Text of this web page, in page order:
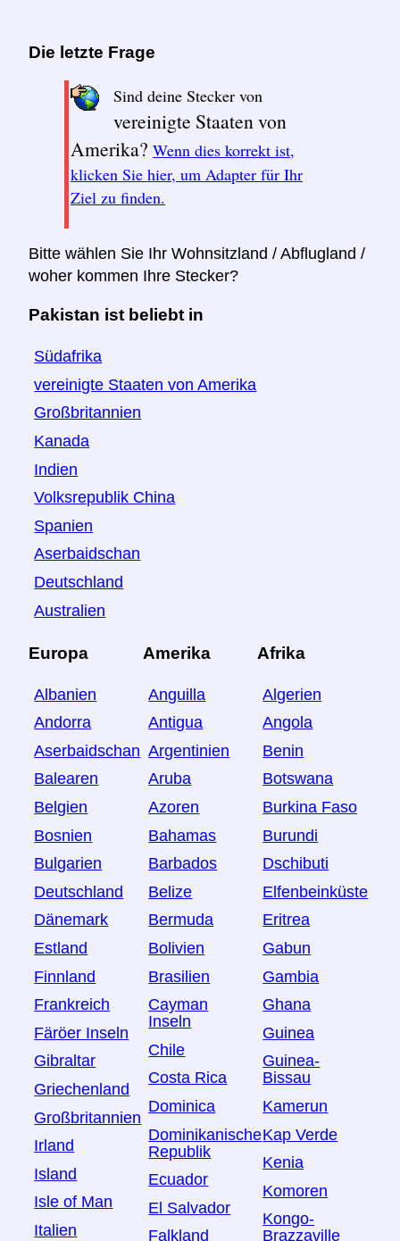
Die letzte Frage
Sind deine Stecker von
vereinigte Staaten von
Amerika? Wenn dies korrekt ist,
klicken Sie hier, um Adapter für Ihr
Ziel zu finden.
Bitte wählen Sie Ihr Wohnsitzland / Abflugland /
woher kommen Ihre Stecker?
Pakistan ist beliebt in
Südafrika
vereinigte Staaten von Amerika
Großbritannien
Kanada
Indien
Volksrepublik China
Spanien
Aserbaidschan
Deutschland
Australien
Europa
Albanien
Andorra
Aserbaidschan
Balearen
Belgien
Bosnien
Bulgarien
Deutschland
Dänemark
Estland
Finnland
Frankreich
Färöer Inseln
Gibraltar
Griechenland
Großbritannien
Irland
Island
Isle of Man
Italien
Amerika
Anguilla
Antigua
Argentinien
Aruba
Azoren
Bahamas
Barbados
Belize
Bermuda
Bolivien
Brasilien
Cayman
Inseln
Chile
Costa Rica
Dominica
Dominikanische
Republik
Ecuador
El Salvador
Falkland
Afrika
Algerien
Angola
Benin
Botswana
Burkina Faso
Burundi
Dschibuti
Elfenbeinküste
Eritrea
Gabun
Gambia
Ghana
Guinea
Guinea-
Bissau
Kamerun
Kap Verde
Kenia
Komoren
Kongo-
Brazzaville